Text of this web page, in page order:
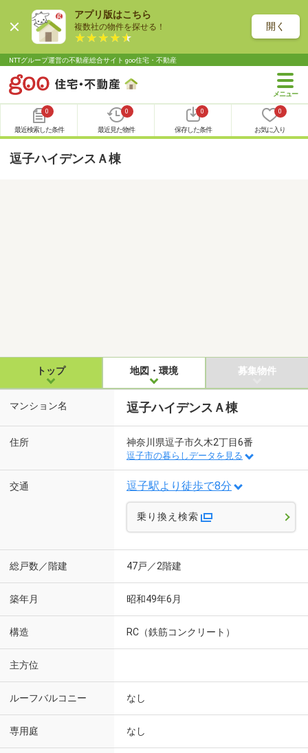
アプリ版はこちら
複数社の物件を探せる！ 開く
NTTグループ運営の不動産総合サイト goo住宅・不動産
0
最近検索した条件
0
最近見た物件
0
保存した条件
0
お気に入り
逗子ハイデンスＡ棟
トップ 地図・環境 募集物件
マンション名 逗子ハイデンスＡ棟
住所 神奈川県逗子市久木2丁目6番
逗子市の暮らしデータを見る
交通 逗子駅より徒歩で8分
乗り換え検索
総戸数／階建 47戸／2階建
築年月 昭和49年6月
構造 RC（鉄筋コンクリート）
主方位
ルーフバルコニー なし
専用庭 なし